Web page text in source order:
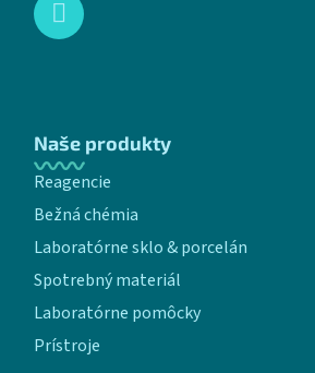
Naše produkty
Reagencie
Bežná chémia
Laboratórne sklo & porcelán
Spotrebný materiál
Laboratórne pomôcky
Prístroje